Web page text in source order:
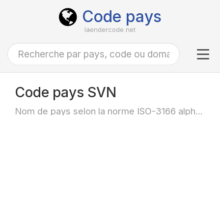
Code pays
laendercode.net
Code pays SVN
Nom de pays selon la norme ISO-3166 alpha-3